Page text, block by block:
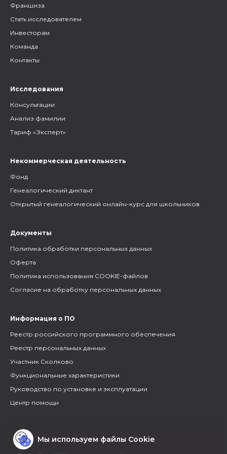
Франшиза
Стать исследователем
Инвесторам
Команда
Контакты
Исследования
Консультации
Анализ фамилии
Тариф «Эксперт»
Некоммерческая деятельность
Фонд
Генеалогический диктант
Открытый генеалогический онлайн-курс для школьников
Документы
Политика обработки персональных данных
Оферта
Политика использования COOKIE-файлов
Согласие на обработку персональных данных
Информация о ПО
Реестр российского программного обеспечения
Реестр персональных данных
Участник Сколково
Функциональные характеристики
Руководство по установке и эксплуатации
Центр помощи
Мы используем файлы Cookie